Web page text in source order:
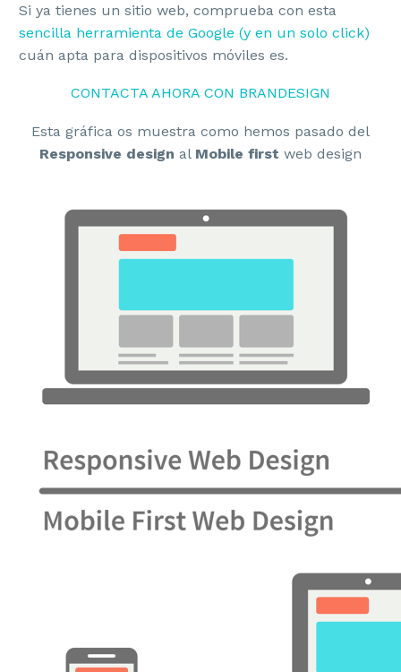
Si ya tienes un sitio web, comprueba con esta
sencilla herramienta de Google (y en un solo click)
cuán apta para dispositivos móviles es.
CONTACTA AHORA CON BRANDESIGN
Esta gráfica os muestra como hemos pasado del
Responsive design al Mobile first web design